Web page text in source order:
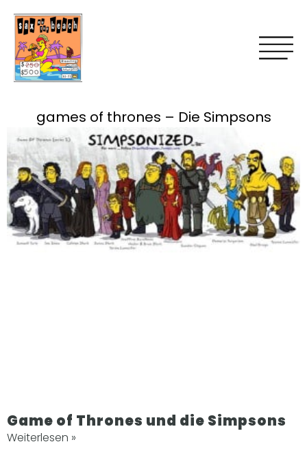
games of thrones – Die Simpsons
Game of Thrones und die Simpsons
Weiterlesen »